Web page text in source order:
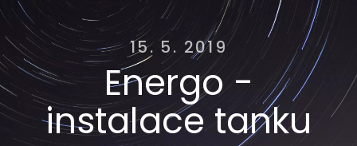
15. 5. 2019
Energo -
instalace tanku